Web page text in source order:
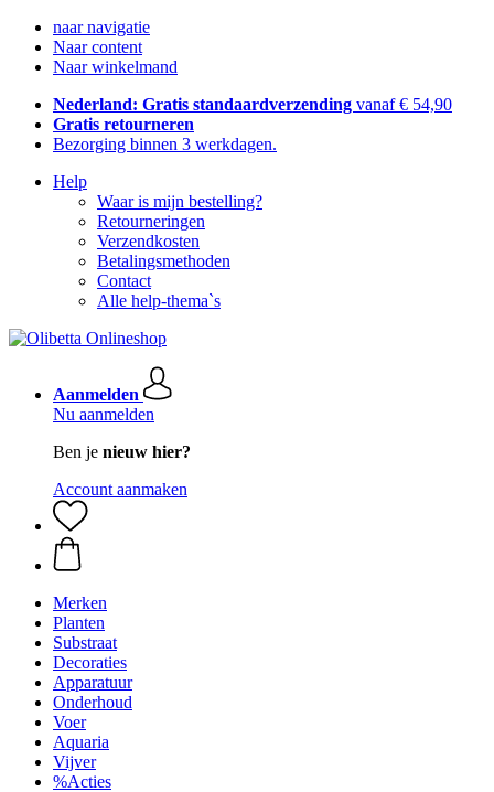
naar navigatie
Naar content
Naar winkelmand
Nederland: Gratis standaardverzending vanaf € 54,90
Gratis retourneren
Bezorging binnen 3 werkdagen.
Help
Waar is mijn bestelling?
Retourneringen
Verzendkosten
Betalingsmethoden
Contact
Alle help-thema`s
Aanmelden
Nu aanmelden
Ben je nieuw hier?
Account aanmaken
Merken
Planten
Substraat
Decoraties
Apparatuur
Onderhoud
Voer
Aquaria
Vijver
%Acties